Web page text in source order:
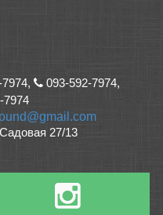
093-592-7974,
7974
27/13